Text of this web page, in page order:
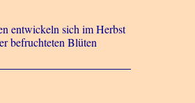
entwickeln sich im Herbst
befruchteten Blüten